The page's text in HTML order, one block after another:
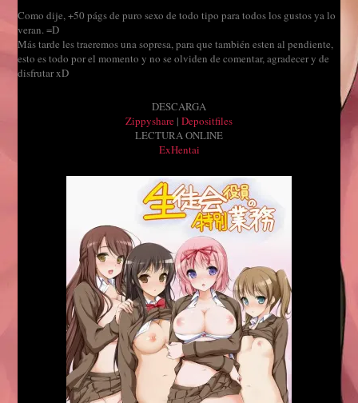
Como dije, +50 págs de puro sexo de todo tipo para todos los gustos ya lo
veran. =D
Más tarde les traeremos una sopresa, para que también esten al pendiente,
esto es todo por el momento y no se olviden de comentar, agradecer y de
disfrutar xD
DESCARGA
Zippyshare | Depositfiles
LECTURA ONLINE
ExHentai